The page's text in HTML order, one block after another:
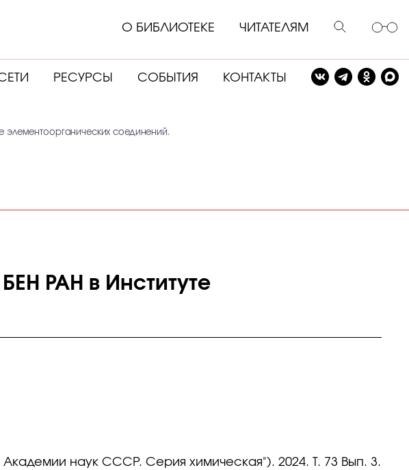
О БИБЛИОТЕКЕ ЧИТАТЕЛЯМ
РЕСУРСЫ СОБЫТИЯ КОНТАКТЫ
элементоорганических соединений.
РАН в Институте
наук СССР. Серия химическая"). 2024. Т. 73 Вып. 3.